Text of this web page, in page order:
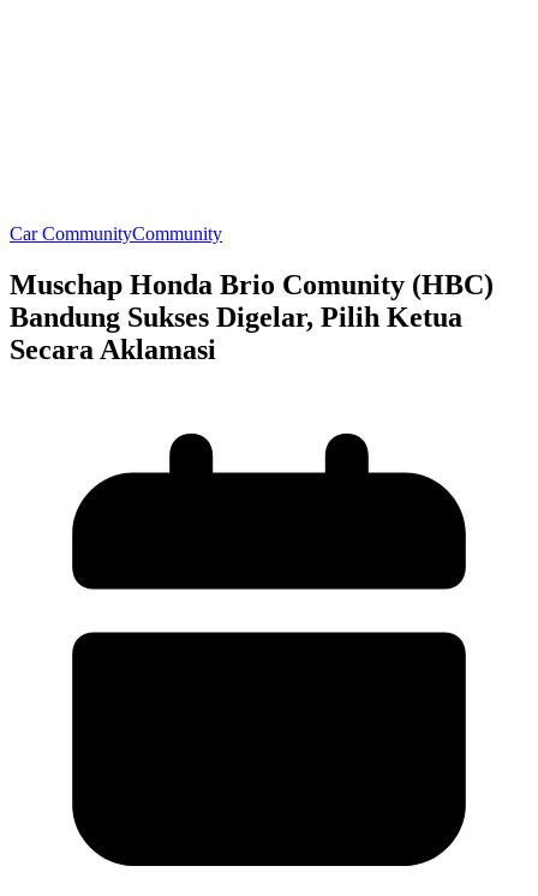
Car CommunityCommunity
Muschap Honda Brio Comunity (HBC)
Bandung Sukses Digelar, Pilih Ketua
Secara Aklamasi